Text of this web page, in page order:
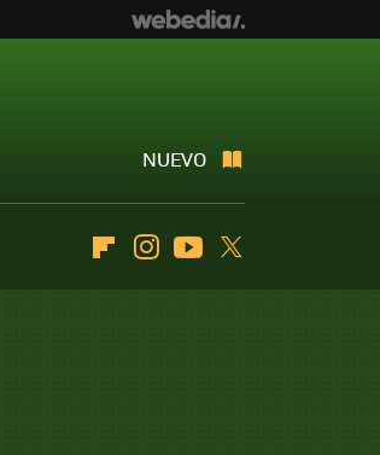
NUEVO
FlipboardInstagramYoutube